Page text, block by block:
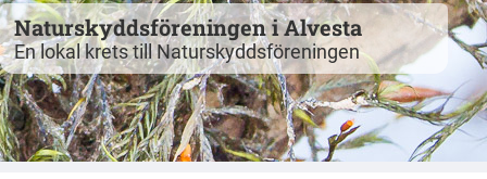
Grupper
Projekt
Natur att besöka
Fiskgjusen
Naturskyddsföreningen i Alvesta
En lokal krets till Naturskyddsföreningen